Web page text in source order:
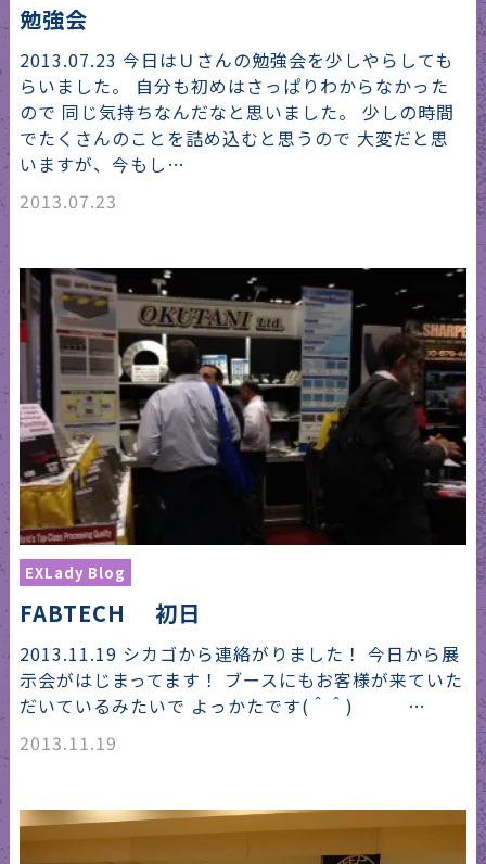
勉強会
2013.07.23 今日はＵさんの勉強会を少しやらしても
らいました。 自分も初めはさっぱりわからなかった
ので 同じ気持ちなんだなと思いました。 少しの時間
でたくさんのことを詰め込むと思うので 大変だと思
いますが、今もし…
2013.07.23
EXLady Blog
FABTECH 初日
2013.11.19 シカゴから連絡がりました！ 今日から展
示会がはじまってます！ ブースにもお客様が来ていた
だいているみたいで よっかたです(＾＾) …
2013.11.19